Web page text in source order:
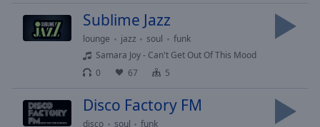
Escape
window.
Sublime Jazz
lounge jazz soul
funk
Samara Joy - Can't Get Out Of This Mood
0
67 5
Disco Factory FM
disco soul
funk